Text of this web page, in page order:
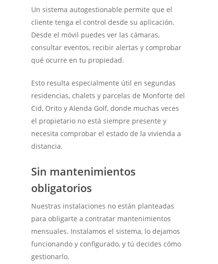
Un sistema autogestionable permite que el
cliente tenga el control desde su aplicación.
Desde el móvil puedes ver las cámaras,
consultar eventos, recibir alertas y comprobar
qué ocurre en tu propiedad.
Esto resulta especialmente útil en segundas
residencias, chalets y parcelas de Monforte del
Cid, Orito y Alenda Golf, donde muchas veces
el propietario no está siempre presente y
necesita comprobar el estado de la vivienda a
distancia.
Sin mantenimientos
obligatorios
Nuestras instalaciones no están planteadas
para obligarte a contratar mantenimientos
mensuales. Instalamos el sistema, lo dejamos
funcionando y configurado, y tú decides cómo
gestionarlo.